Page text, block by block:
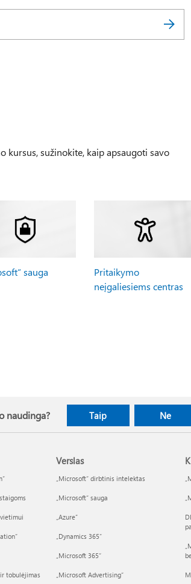
kursus, sužinokite, kaip apsaugoti savo
sauga
Pritaikymo
neįgaliesiems centras
naudinga? Taip Ne
tobulėjimas
Verslas
„Microsoft“ dirbtinis intelektas
„Microsoft“ sauga
„Azure”
„Dynamics 365“
„Microsoft 365“
„Microsoft Advertising“